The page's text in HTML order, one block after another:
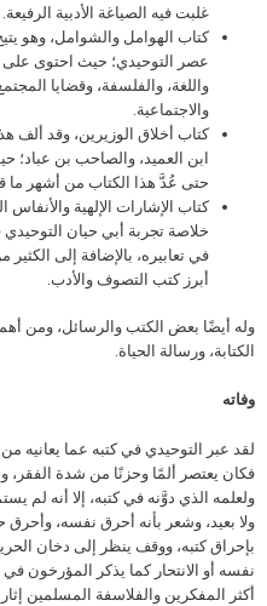
غلبت فيه الصياغة الأدبية الرفيعة.
كتاب الهوامل والشوامل، وهو
عصر التوحيدي؛ حيث احتوى على
واللغة، والفلسفة، وقضايا
والاجتماعية.
كتاب أخلاق الوزيرين، وقد ألف
ابن العميد، والصاحب بن عباد؛
حتى عُدَّ هذا الكتاب من أشهر ما
كتاب الإشارات الإلهية
خلاصة تجربة أبي حيان
في تعابيره، بالإضافة إلى
أبرز كتب التصوف والأدب.
وله أيضًا بعض الكتب والرسائل، ومن
الكتابة، ورسالة الحياة.
وفاته
لقد عبر التوحيدي في كتبه عما يعانيه
فكان يعتصر ألمًا وحزنًا من شدة
ولعلمه الذي دوَّنه في كتبه، إلا أنه لم
ولا بعيد، وشعر بأنه أحرق نفسه،
بإحراق كتبه، ووقف ينظر إلى دخان
أكثر المفكرين والفلاسفة المسلمين